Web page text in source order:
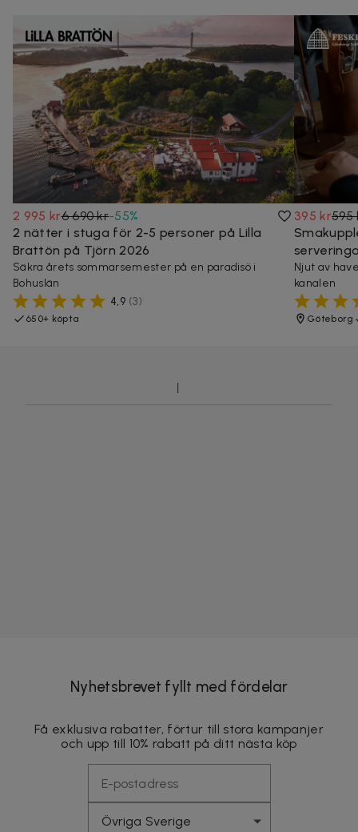
2 995 kr6 690 kr-55%
2 nätter i stuga för 2-5 personer på Lilla
Brattön på Tjörn 2026
Säkra årets sommarsemester på en paradisö i
Bohuslän
4,9 (3)
650+ köpta
395 kr595
Njut av
kanalen
Göteborg
Nyhetsbrevet fyllt med fördelar
Få exklusiva rabatter, förtur till stora kampanjer
och upp till 10% rabatt på ditt nästa köp